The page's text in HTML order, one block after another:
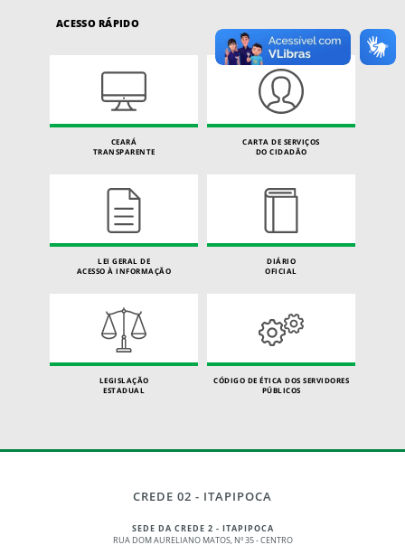
ACESSO RÁPIDO
CEARÁ
TRANSPARENTE
CARTA DE SERVIÇOS
DO CIDADÃO
LEI GERAL DE
ACESSO À INFORMAÇÃO
DIÁRIO
OFICIAL
LEGISLAÇÃO
ESTADUAL
CÓDIGO DE ÉTICA DOS SERVIDORES
PÚBLICOS
CREDE 02 - ITAPIPOCA
SEDE DA CREDE 2 - ITAPIPOCA
RUA DOM AURELIANO MATOS, Nº 35 - CENTRO